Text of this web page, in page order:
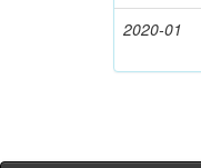
2020-01